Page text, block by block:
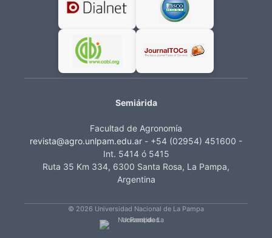
Semiárida
Facultad de Agronomía
revista@agro.unlpam.edu.ar - +54 (02954) 451600 -
Int. 5414 ó 5415
Ruta 35 Km 334, 6300 Santa Rosa, La Pampa,
Argentina
© 2026 Universidad Nacional de La Pampa